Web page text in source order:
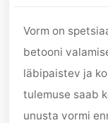
Vorm on
betooni
läbipaistev ja
tulemuse saab
unusta vormi